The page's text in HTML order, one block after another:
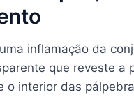
inflamação da
que reveste a
o interior das